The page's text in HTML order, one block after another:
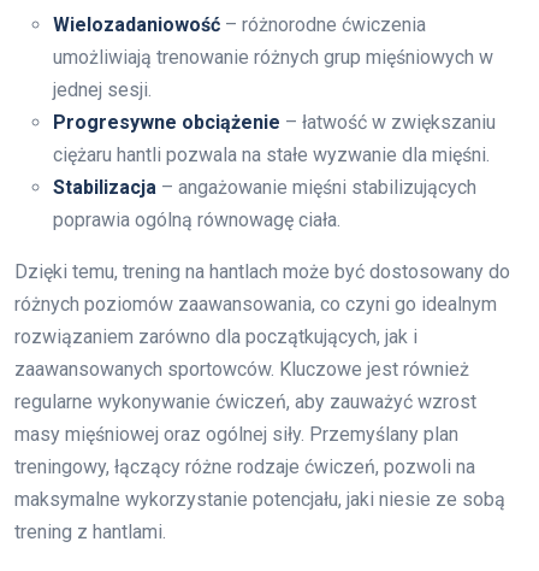
Wielozadaniowość – różnorodne ćwiczenia
umożliwiają trenowanie różnych grup mięśniowych w
jednej sesji.
Progresywne obciążenie – łatwość w zwiększaniu
ciężaru hantli pozwala na stałe wyzwanie dla mięśni.
Stabilizacja – angażowanie mięśni stabilizujących
poprawia ogólną równowagę ciała.
Dzięki temu, trening na hantlach może być dostosowany do
różnych poziomów zaawansowania, co czyni go idealnym
rozwiązaniem zarówno dla początkujących, jak i
zaawansowanych sportowców. Kluczowe jest również
regularne wykonywanie ćwiczeń, aby zauważyć wzrost
masy mięśniowej oraz ogólnej siły. Przemyślany plan
treningowy, łączący różne rodzaje ćwiczeń, pozwoli na
maksymalne wykorzystanie potencjału, jaki niesie ze sobą
trening z hantlami.